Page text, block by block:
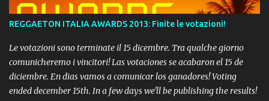
REGGAETON ITALIA AWARDS 2013: Finite le votazioni!
Le votazioni sono terminate il 15 dicembre. Tra qualche giorno
comunicheremo i vincitori! Las votaciones se acabaron el 15 de
diciembre. En dias vamos a comunicar los ganadores! Voting
ended december 15th. In a few days we'll be publishing the results!